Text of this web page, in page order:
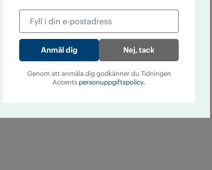
Nej, tack
Genom att anmäla dig godkänner du Tidningen
Accents personuppgiftspolicy.